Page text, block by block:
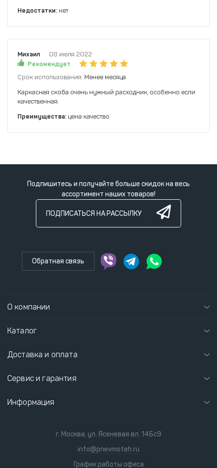
Недостатки: нет
Михаил
08 июля 2022
Рекомендует
Срок использования: Менее месяца
Каркасная скоба очень нужный расходник, особенно если
качественная.
Преимущества: цена качество
Подпишитесь и получайте больше скидок на весь
ассортимент наших товаров!
ПОДПИСАТЬСЯ НА РАССЫЛКУ
Обратная связь
О компании
Каталог
Доставка и оплата
Сервис и гарантия
Информация
г. Москва, ул. Ясеневая вл. 14Бс9
info@pnevmoteh.ru
График работы офиса